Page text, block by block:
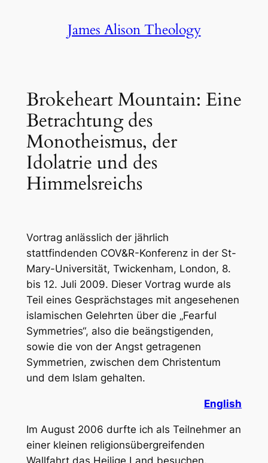
James Alison Theology
Brokeheart Mountain: Eine
Betrachtung des
Monotheismus, der
Idolatrie und des
Himmelsreichs
Vortrag anlässlich der jährlich
stattfindenden COV&R-Konferenz in der St-
Mary-Universität, Twickenham, London, 8.
bis 12. Juli 2009. Dieser Vortrag wurde als
Teil eines Gesprächstages mit angesehenen
islamischen Gelehrten über die „Fearful
Symmetries“, also die beängstigenden,
sowie die von der Angst getragenen
Symmetrien, zwischen dem Christentum
und dem Islam gehalten.
English
Im August 2006 durfte ich als Teilnehmer an
einer kleinen religionsübergreifenden